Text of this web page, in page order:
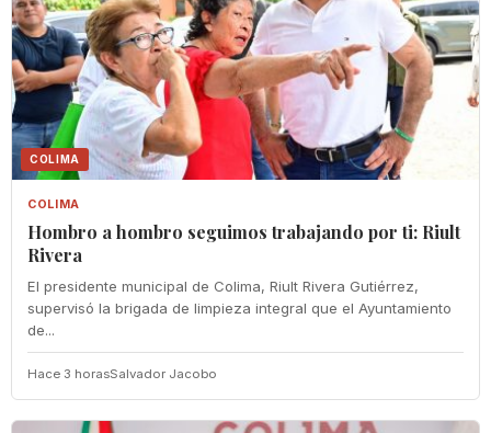
COLIMA
COLIMA
Hombro a hombro seguimos trabajando por ti: Riult
Rivera
El presidente municipal de Colima, Riult Rivera Gutiérrez,
supervisó la brigada de limpieza integral que el Ayuntamiento
de...
Hace 3 horasSalvador Jacobo